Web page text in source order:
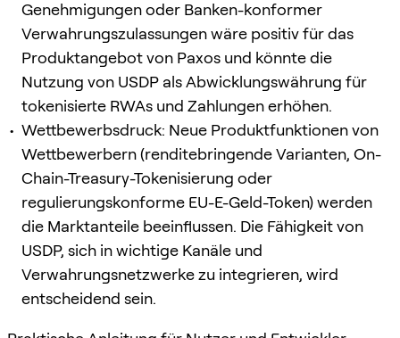
Genehmigungen oder Banken-konformer
Verwahrungszulassungen wäre positiv für das
Produktangebot von Paxos und könnte die
Nutzung von USDP als Abwicklungswährung für
tokenisierte RWAs und Zahlungen erhöhen.
Wettbewerbsdruck: Neue Produktfunktionen von
Wettbewerbern (renditebringende Varianten, On-
Chain-Treasury-Tokenisierung oder
regulierungskonforme EU-E-Geld-Token) werden
die Marktanteile beeinflussen. Die Fähigkeit von
USDP, sich in wichtige Kanäle und
Verwahrungsnetzwerke zu integrieren, wird
entscheidend sein.